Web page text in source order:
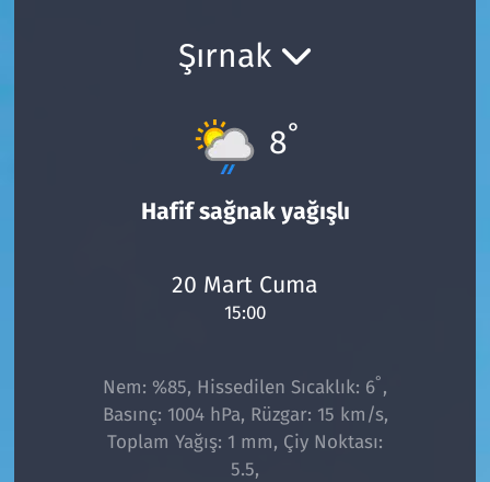
Şırnak
8°
Hafif sağnak yağışlı
20 Mart Cuma
15:00
Nem: %85, Hissedilen Sıcaklık: 6° ,
Basınç: 1004 hPa, Rüzgar: 15 km/s,
Toplam Yağış: 1 mm, Çiy Noktası:
5.5,
Kültür Sanat
Saray